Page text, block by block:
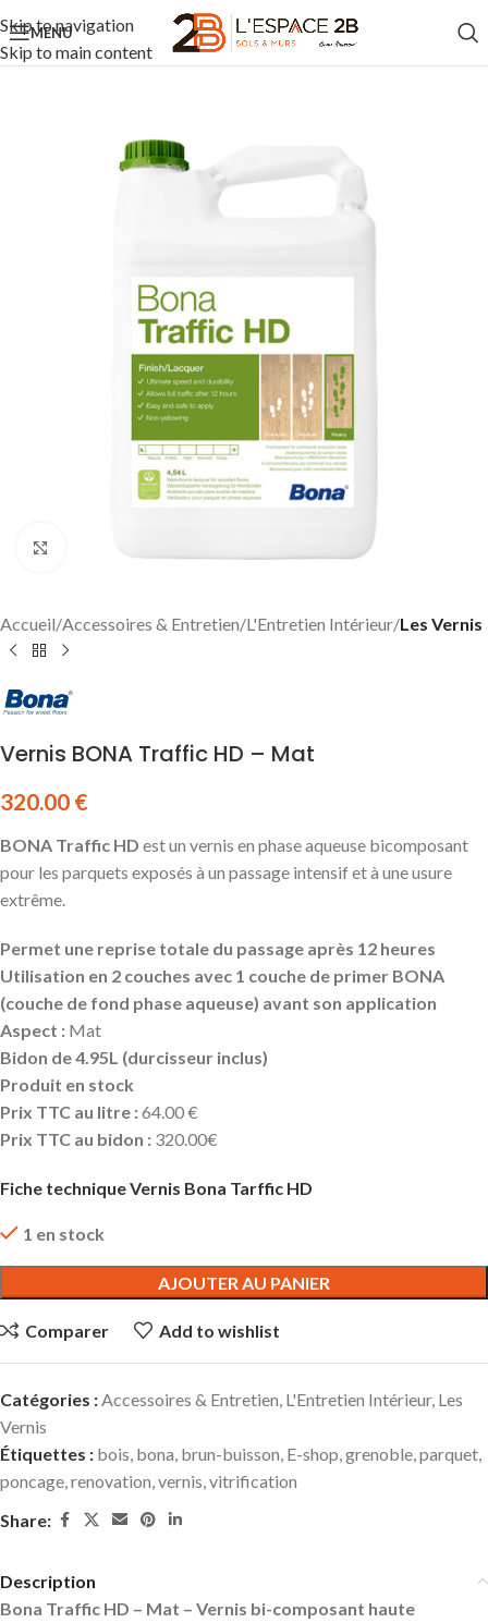
Skip to navigation
Skip to main content
MENU
Accueil Accessoires & Entretien L'Entretien Intérieur Les Vernis
Vernis BONA Traffic HD – Mat
320.00 €
BONA Traffic HD est un vernis en phase aqueuse bicomposant
pour les parquets exposés à un passage intensif et à une usure
extrême.
Permet une reprise totale du passage après 12 heures
Utilisation en 2 couches avec 1 couche de primer BONA
(couche de fond phase aqueuse) avant son application
Aspect : Mat
Bidon de 4.95L (durcisseur inclus)
Produit en stock
Prix TTC au litre :64.00 €
Prix TTC au bidon : 320.00€
Fiche technique Vernis Bona Tarffic HD
1 en stock
AJOUTER AU PANIER
Comparer Add to wishlist
Catégories : Accessoires & Entretien L'Entretien Intérieur, Les
Vernis
Étiquettes : bois bona brun-buisson E-shop grenoble parquet
poncage renovation vernis vitrification
Share:
Description
Bona Traffic HD – Mat – Vernis bi-composant haute